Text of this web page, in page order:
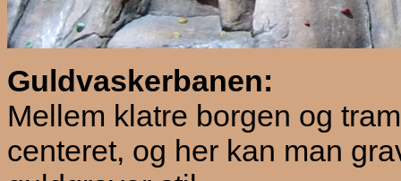
Guldvaskerbanen:
Mellem klatre borgen og
centeret, og her kan man